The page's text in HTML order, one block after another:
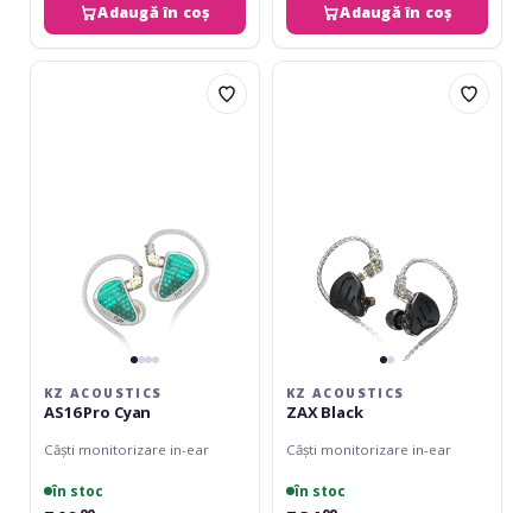
Adaugă în coș Adaugă în coș
KZ
KZ ACOUSTICS
AS16 Pro Cyan
Căști monitorizare in-ear
în stoc
KZ
KZ ACOUSTICS
ZAX Black
Căști monitorizare in-ear
în stoc